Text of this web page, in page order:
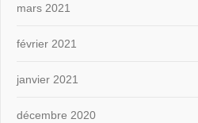
mars 2021
février 2021
janvier 2021
décembre 2020